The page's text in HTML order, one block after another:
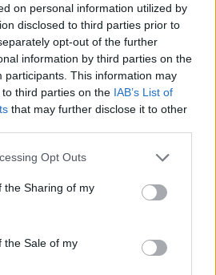
on personal information utilized by
disclosed to third parties prior to
opt-out of the further
information by third parties on the
participants. This information may
third parties on the IAB’s List of
that may further disclose it to other
app uses one or more Google
usage behaviour. You may click to
Google and its third-party tags to
specified purposes in below Google
Opt Outs
the Sharing of my
the Sale of my
értesülj a friss hírekről a